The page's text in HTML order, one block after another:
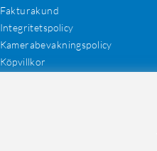
Fakturakund
Integritetspolicy
Kamerabevakningspolicy
Köpvillkor